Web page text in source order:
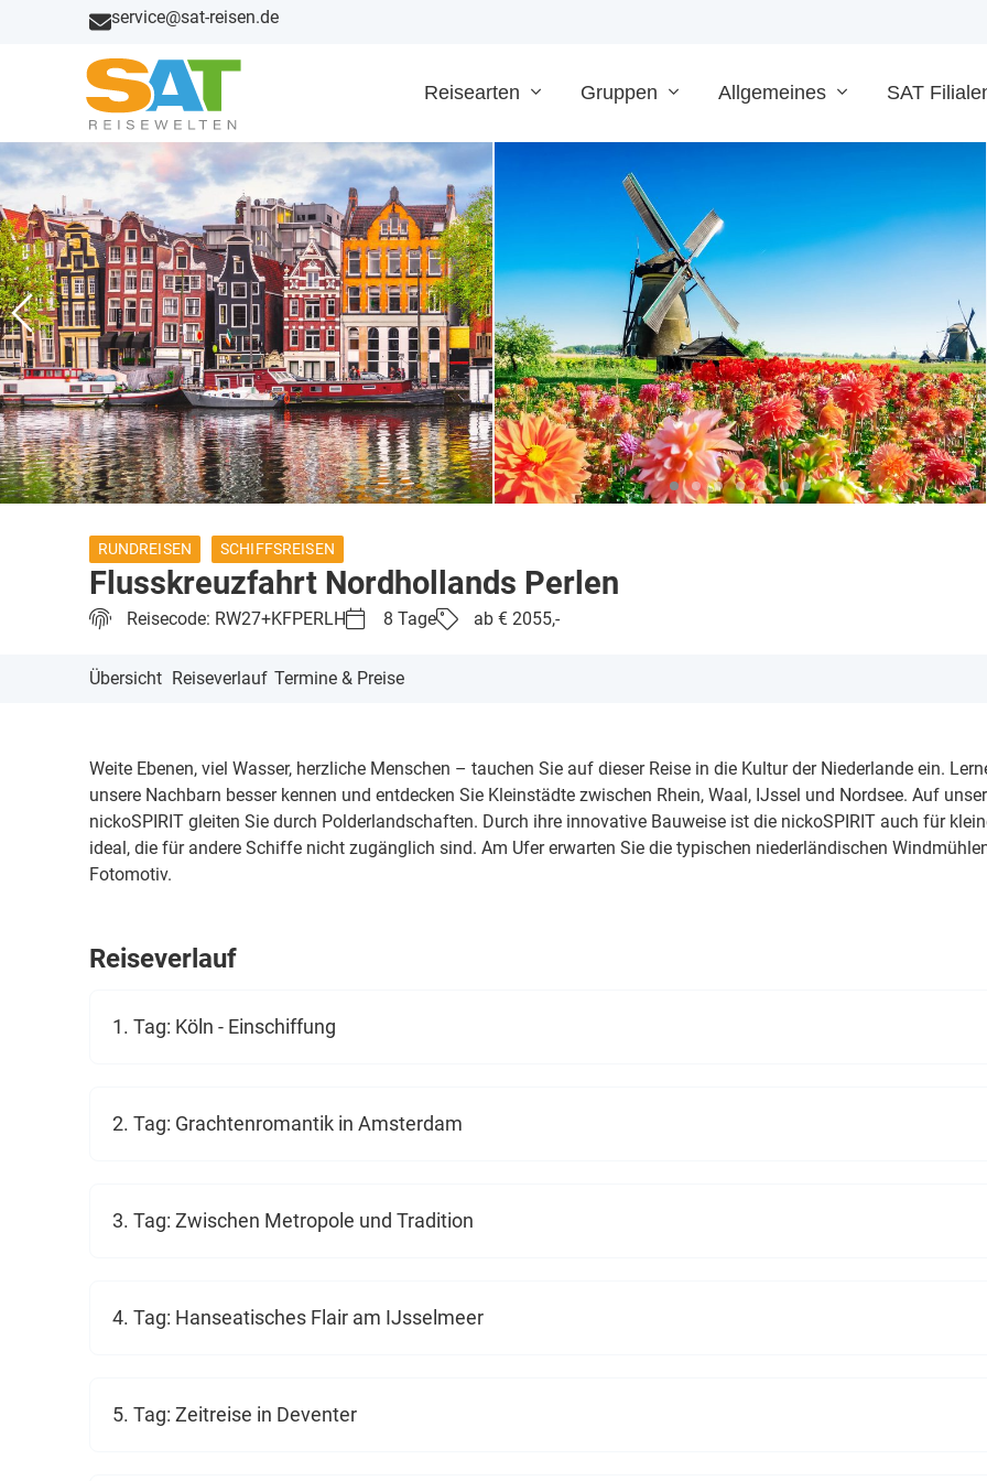
service@sat-reisen.de
Reisearten Gruppen Allgemeines SAT
RUNDREISEN SCHIFFSREISEN
Flusskreuzfahrt Nordhollands Perlen
Reisecode: RW27+KFPERLH 8 Tage ab € 2055,-
Übersicht Reiseverlauf Termine & Preise
Weite Ebenen, viel Wasser, herzliche Menschen – tauchen Sie auf dieser Reise in die Kultur der Niederlande ein.
unsere Nachbarn besser kennen und entdecken Sie Kleinstädte zwischen Rhein, Waal, IJssel und Nordsee. Auf
nickoSPIRIT gleiten Sie durch Polderlandschaften. Durch ihre innovative Bauweise ist die nickoSPIRIT auch für
ideal, die für andere Schiffe nicht zugänglich sind. Am Ufer erwarten Sie die typischen niederländischen
Fotomotiv.
Reiseverlauf
1. Tag: Köln - Einschiffung
2. Tag: Grachtenromantik in Amsterdam
3. Tag: Zwischen Metropole und Tradition
4. Tag: Hanseatisches Flair am IJsselmeer
5. Tag: Zeitreise in Deventer